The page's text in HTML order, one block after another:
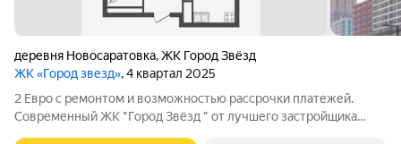
деревня Новосаратовка,ЖК Город Звёзд
ЖК «Город звезд», 4 квартал 2025
2 Евро с ремонтом и возможностью рассрочки платежей.
Современный ЖК "Город Звёзд " от лучшего застройщика